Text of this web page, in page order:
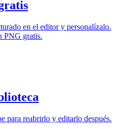
en el editor y personalízalo.
PNG gratis.
para reabrirlo y editarlo después.